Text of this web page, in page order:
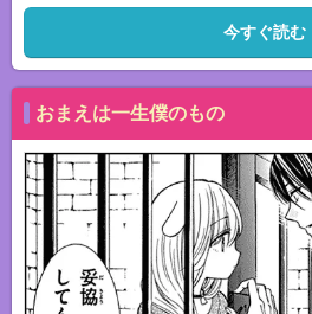
今すぐ読む
おまえは一生僕のもの